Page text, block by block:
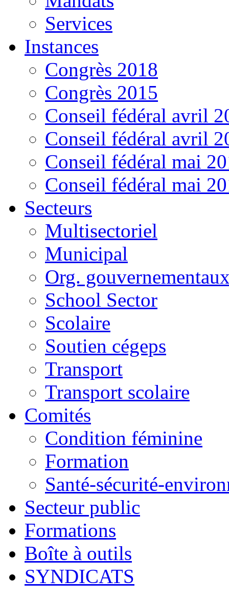
Services
Instances
Congrès 2018
Congrès 2015
Conseil fédéral avril
Conseil fédéral avril
Conseil fédéral mai
Conseil fédéral mai
Secteurs
Multisectoriel
Municipal
Org.
School Sector
Scolaire
Soutien cégeps
Transport
Transport scolaire
Comités
Condition féminine
Formation
Santé-sécurité-
Secteur public
Formations
Boîte à outils
SYNDICATS